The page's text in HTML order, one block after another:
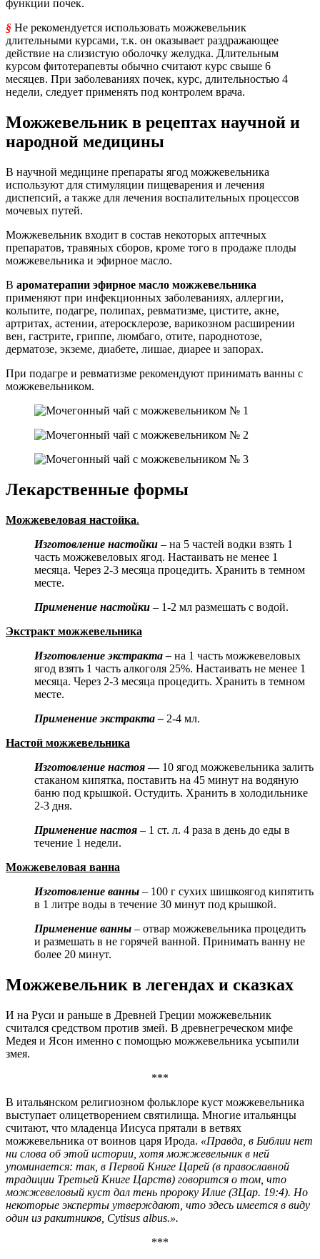
функции почек.
§ Не рекомендуется использовать можжевельник
длительными курсами, т.к. он оказывает раздражающее
действие на слизистую оболочку желудка. Длительным
курсом фитотерапевты обычно считают курс свыше 6
месяцев. При заболеваниях почек, курс, длительностью 4
недели, следует применять под контролем врача.
Можжевельник в рецептах научной и
народной медицины
В научной медицине препараты ягод можжевельника
используют для стимуляции пищеварения и лечения
диспепсий, а также для лечения воспалительных процессов
мочевых путей.
Можжевельник входит в состав некоторых аптечных
препаратов, травяных сборов, кроме того в продаже плоды
можжевельника и эфирное масло.
В ароматерапии эфирное масло можжевельника
применяют при инфекционных заболеваниях, аллергии,
кольпите, подагре, полипах, ревматизме, цистите, акне,
артритах, астении, атеросклерозе, варикозном расширении
вен, гастрите, гриппе, люмбаго, отите, пароднотозе,
дерматозе, экземе, диабете, лишае, диарее и запорах.
При подагре и ревматизме рекомендуют принимать ванны с
можжевельником.
Лекарственные формы
Можжевеловая настойка.
Изготовление настойки – на 5 частей водки взять 1
часть можжевеловых ягод. Настаивать не менее 1
месяца. Через 2-3 месяца процедить. Хранить в темном
месте.
Применение настойки – 1-2 мл размешать с водой.
Экстракт можжевельника
Изготовление экстракта – на 1 часть можжевеловых
ягод взять 1 часть алкоголя 25%. Настаивать не менее 1
месяца. Через 2-3 месяца процедить. Хранить в темном
месте.
Применение экстракта – 2-4 мл.
Настой можжевельника
Изготовление настоя — 10 ягод можжевельника залить
стаканом кипятка, поставить на 45 минут на водяную
баню под крышкой. Остудить. Хранить в холодильнике
2-3 дня.
Применение настоя – 1 ст. л. 4 раза в день до еды в
течение 1 недели.
Можжевеловая ванна
Изготовление ванны – 100 г сухих шишкоягод кипятить
в 1 литре воды в течение 30 минут под крышкой.
Применение ванны – отвар можжевельника процедить
и размешать в не горячей ванной. Принимать ванну не
более 20 минут.
Можжевельник в легендах и сказках
И на Руси и раньше в Древней Греции можжевельник
считался средством против змей. В древнегреческом мифе
Медея и Ясон именно с помощью можжевельника усыпили
змея.
***
В итальянском религиозном фольклоре куст можжевельника
выступает олицетворением святилища. Многие итальянцы
считают, что младенца Иисуса прятали в ветвях
можжевельника от воинов царя Ирода. «Правда, в Библии нет
ни слова об этой истории, хотя можжевельник в ней
упоминается: так, в Первой Книге Царей (в православной
традиции Третьей Книге Царств) говорится о том, что
можжевеловый куст дал тень пророку Илие (ЗЦар. 19:4). Но
некоторые эксперты утверждают, что здесь имеется в виду
один из ракитников, Cytisus albus.».
***